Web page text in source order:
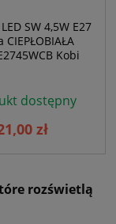
SW 4,5W E27
CIEPŁOBIAŁA
Kobi
dostępny
zł
rozświetlą